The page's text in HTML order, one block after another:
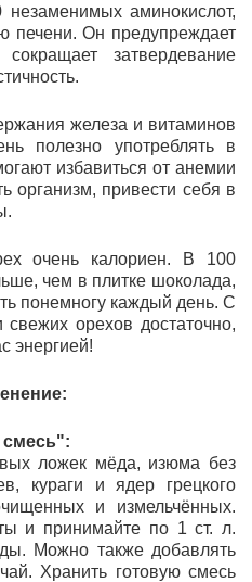
аминокислот,
печени. Он предупреждает
сокращает затвердевание
железа и витаминов
полезно употреблять в
избавиться от анемии
организм, привести себя в
очень калориен. В 100
чем в плитке шоколада,
понемногу каждый день. С
свежих орехов достаточно,
энергией!
смесь":
ложек мёда, изюма без
кураги и ядер грецкого
и измельчённых.
и принимайте по 1 ст. л.
Можно также добавлять
Хранить готовую смесь